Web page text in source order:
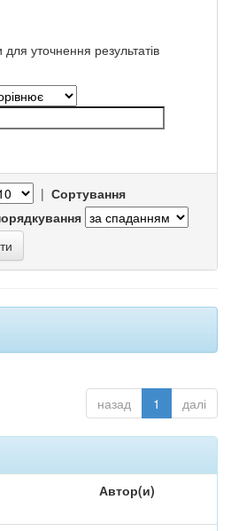
уточнення результатів
| Сортування
назад 1 далі
Автор(и)